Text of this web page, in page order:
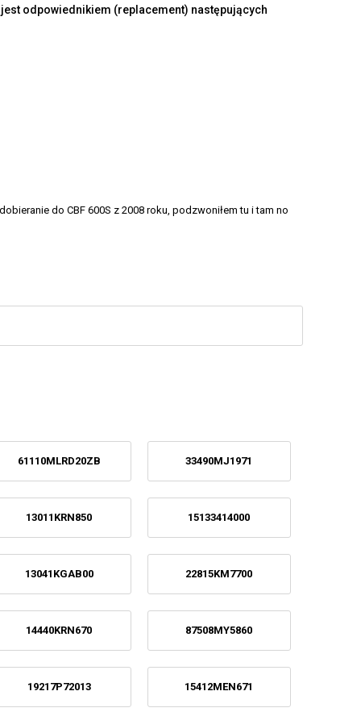
odpowiednikiem (replacement) następujących
do CBF 600S z 2008 roku, podzwoniłem tu i tam no
61110MLRD20ZB 33490MJ1971
13011KRN850 15133414000
13041KGAB00 22815KM7700
14440KRN670 87508MY5860
19217P72013 15412MEN671